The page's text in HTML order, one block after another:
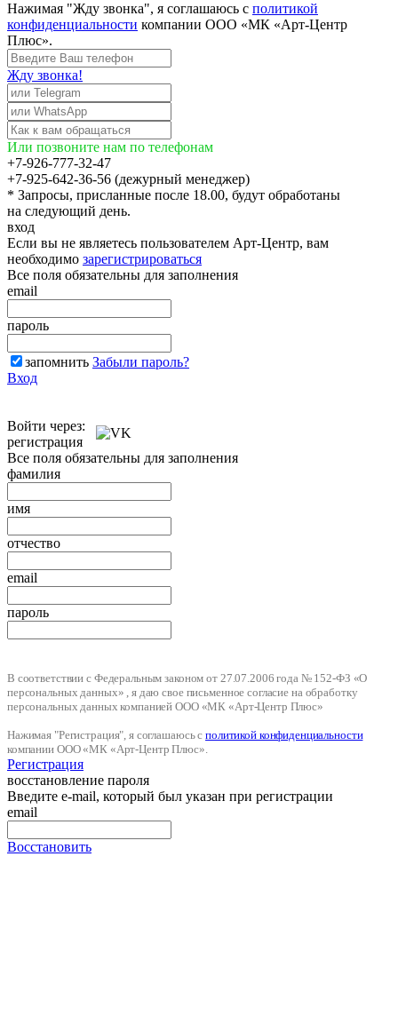
Нажимая "Жду звонка", я соглашаюсь с политикой
конфиденциальности компании ООО «МК «Арт-Центр
Плюс».
Жду звонка!
Или позвоните нам по телефонам
+7-926-777-32-47
+7-925-642-36-56 (дежурный менеджер)
* Запросы, присланные после 18.00, будут обработаны
на следующий день.
вход
Если вы не являетесь пользователем Арт-Центр, вам
необходимо зарегистрироваться
Все поля обязательны для заполнения
email
пароль
запомнить Забыли пароль?
Вход
Войти через:
регистрация
Все поля обязательны для заполнения
фамилия
имя
отчество
email
пароль
В соответствии с Федеральным законом от 27.07.2006 года № 152-ФЗ «О
персональных данных» , я даю свое письменное согласие на обработку
персональных данных компанией ООО «МК «Арт-Центр Плюс»
Нажимая "Регистрация", я соглашаюсь сполитикой конфиденциальности
компании ООО «МК «Арт-Центр Плюс».
Регистрация
восстановление пароля
Введите e-mail, который был указан при регистрации
email
Восстановить